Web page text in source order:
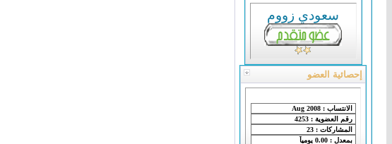
سعودي زووم
إحصائية العضو